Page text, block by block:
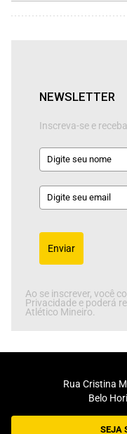
NEWSLETTER
Inscreva-se e
Enviar
Ao se inscrever, você
Privacidade e poderá
Atlético Mineiro.
Rua Cristina
Belo
SEJA